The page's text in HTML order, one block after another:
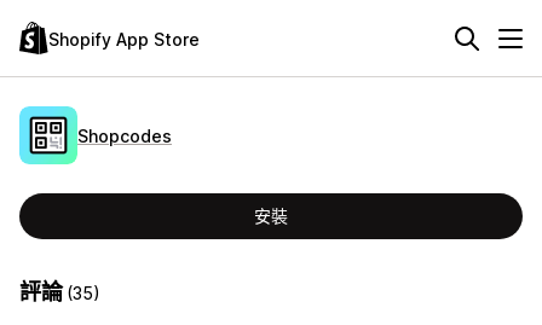
Shopify App Store
Shopcodes
安裝
評論(35)